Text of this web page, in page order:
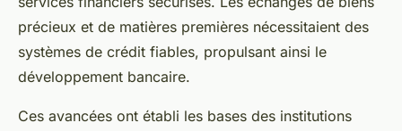
précieux et de matières premières nécessitaient des
systèmes de crédit fiables, propulsant ainsi le
développement bancaire.
Ces avancées ont établi les bases des institutions